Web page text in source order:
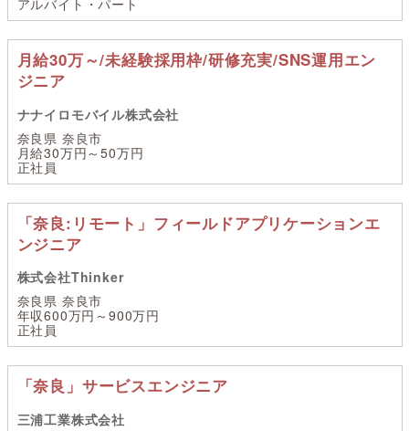
月給30万～/未経験採用枠/研修充実/SNS運用エン
ジニア
ナナイロモバイル株式会社
奈良県 奈良市
月給30万円～50万円
正社員
「奈良:リモート」フィールドアプリケーションエ
ンジニア
株式会社Thinker
奈良県 奈良市
年収600万円～900万円
正社員
「奈良」サービスエンジニア
三浦工業株式会社